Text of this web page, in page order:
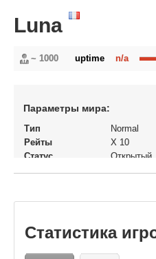
Luna
~ 1000 n/a
uptime
Параметры мира:
Тип
Normal
Рейты
X 10
Статус
Открытый
Статистика